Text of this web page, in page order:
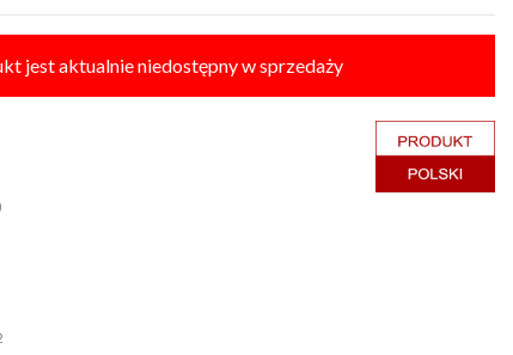
jest aktualnie niedostępny w sprzedaży